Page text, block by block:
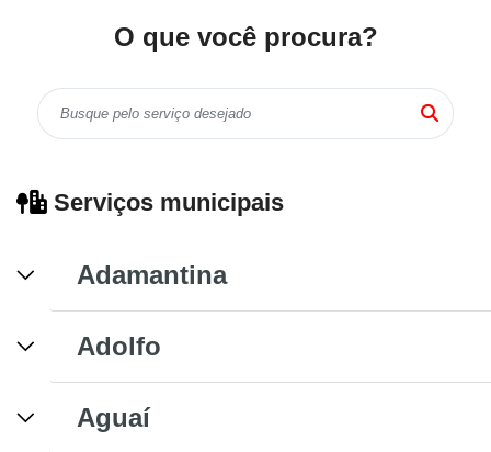
O que você procura?
Serviços municipais
Adamantina
Adolfo
Aguaí